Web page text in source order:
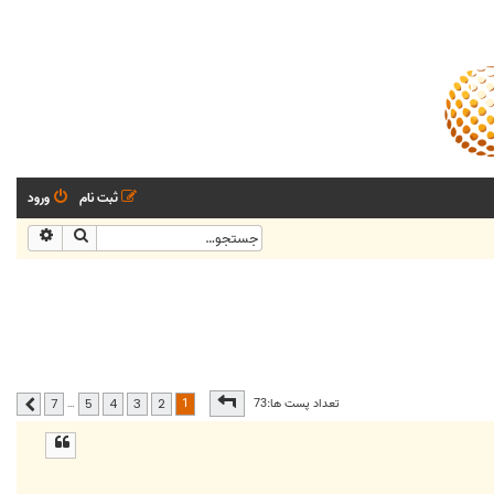
ورود
ثبت نام
جستجو
تعداد پست ها:73صفحه از7
1
2
3
4
5
…
7 بعدی